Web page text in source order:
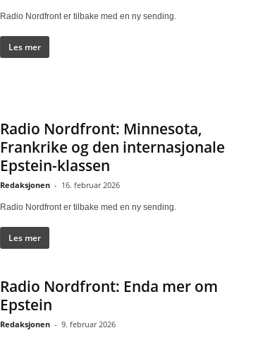
Radio Nordfront er tilbake med en ny sending.
Les mer
Radio Nordfront: Minnesota,
Frankrike og den internasjonale
Epstein-klassen
Redaksjonen - 16. februar 2026
Radio Nordfront er tilbake med en ny sending.
Les mer
Radio Nordfront: Enda mer om
Epstein
Redaksjonen - 9. februar 2026